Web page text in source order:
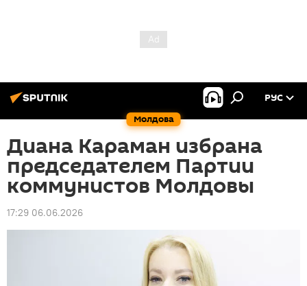
Молдова
РУС
Диана Караман избрана
председателем Партии
коммунистов Молдовы
17:29 06.06.2026